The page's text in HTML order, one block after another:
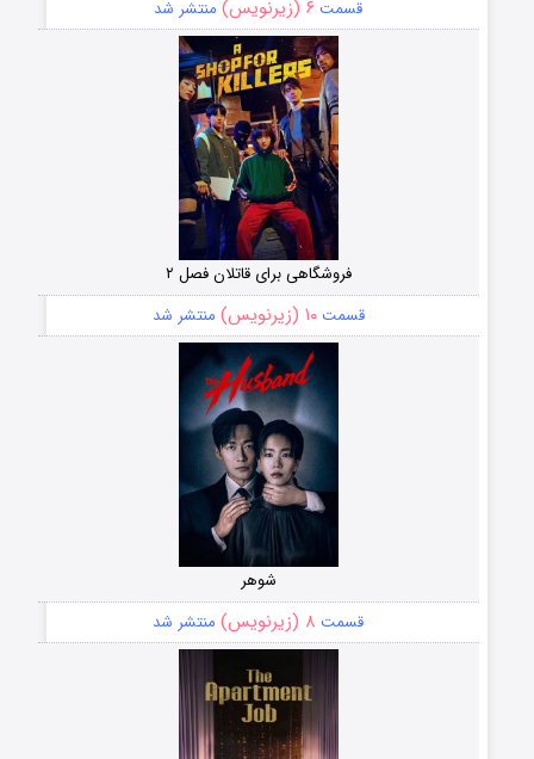
قسمت ۶ (زیرنویس) منتشر شد
فروشگاهی برای قاتلان فصل ۲
قسمت۱۰ (زیرنویس) منتشر شد
شوهر
قسمت ۸ (زیرنویس) منتشر شد